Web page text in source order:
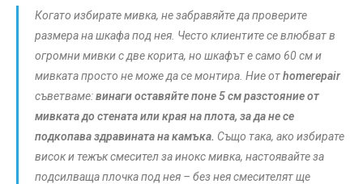
Когато избирате мивка, не забравяйте да проверите
размера на шкафа под нея. Често клиентите се влюбват в
огромни мивки с две корита, но шкафът е само 60 см и
мивката просто не може да се монтира. Ние отhomerepair
съветваме:винаги оставяйте поне 5 см разстояние от
мивката до стената или края на плота, за да не се
подкопава здравината на камъка. Също така, ако избирате
висок и тежък смесител за инокс мивка, настоявайте за
подсилваща плочка под нея – без нея смесителят ще